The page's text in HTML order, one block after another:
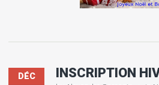
DÉC INSCRIPTION